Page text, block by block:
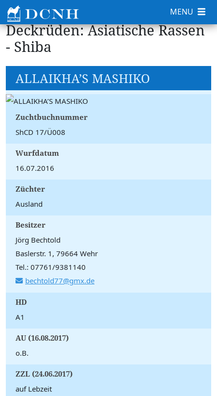
Deckrüden: Asiatische Rassen
- Shiba
ALLAIKHA’S MASHIKO
Zuchtbuchnummer
ShCD 17/Ü008
Wurfdatum
16.07.2016
Züchter
Ausland
Besitzer
Jörg Bechtold
Baslerstr. 1, 79664 Wehr
Tel.: 07761/9381140
bechtold77@gmx.de
HD
A1
AU (16.08.2017)
o.B.
ZZL (24.06.2017)
auf Lebzeit
MENU